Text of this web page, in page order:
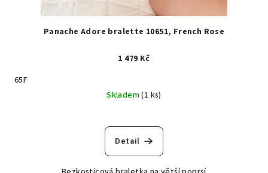
Panache Adore bralette 10651, French Rose
1 479 Kč
65F
Skladem(1 ks)
Detail